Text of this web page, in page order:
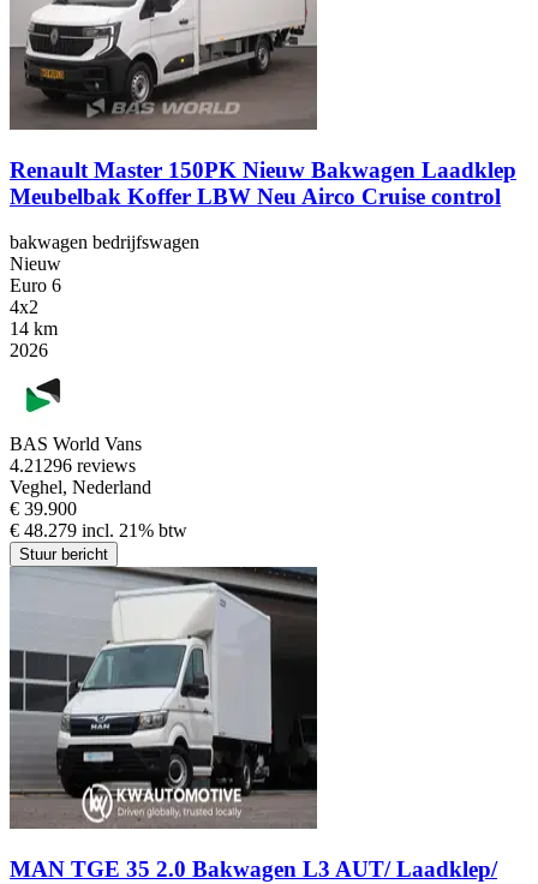
Renault Master 150PK Nieuw Bakwagen Laadklep
Meubelbak Koffer LBW Neu Airco Cruise control
bakwagen bedrijfswagen
Nieuw
Euro 6
4x2
14 km
2026
BAS World Vans
4.21296 reviews
Veghel, Nederland
€ 39.900
€ 48.279 incl. 21% btw
Stuur bericht
MAN TGE 35 2.0 Bakwagen L3 AUT/ Laadklep/